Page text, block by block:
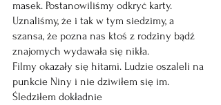
masek. Postanowiliśmy odkryć karty.
Uznaliśmy, że i tak w tym siedzimy, a
szansa, że pozna nas ktoś z rodziny bądź
znajomych wydawała się nikła.
Filmy okazały się hitami. Ludzie oszaleli na
punkcie Niny i nie dziwiłem się im.
Śledziłem dokładnie